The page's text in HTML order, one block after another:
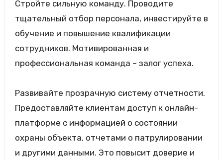
Стройте сильную команду. Проводите
тщательный отбор персонала, инвестируйте в
обучение и повышение квалификации
сотрудников. Мотивированная и
профессиональная команда – залог успеха.
Развивайте прозрачную систему отчетности.
Предоставляйте клиентам доступ к онлайн-
платформе с информацией о состоянии
охраны объекта, отчетами о патрулировании
и другими данными. Это повысит доверие и